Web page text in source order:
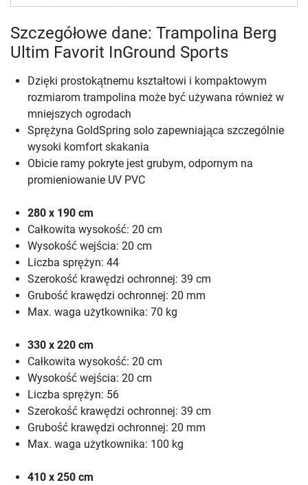
Szczegółowe dane: Trampolina Berg
Ultim Favorit InGround Sports
Dzięki prostokątnemu kształtowi i kompaktowym
rozmiarom trampolina może być używana również w
mniejszych ogrodach
Sprężyna GoldSpring solo zapewniająca szczególnie
wysoki komfort skakania
Obicie ramy pokryte jest grubym, odpornym na
promieniowanie UV PVC
280 x 190 cm
Całkowita wysokość: 20 cm
Wysokość wejścia: 20 cm
Liczba sprężyn: 44
Szerokość krawędzi ochronnej: 39 cm
Grubość krawędzi ochronnej: 20 mm
Max. waga użytkownika: 70 kg
330 x 220 cm
Całkowita wysokość: 20 cm
Wysokość wejścia: 20 cm
Liczba sprężyn: 56
Szerokość krawędzi ochronnej: 39 cm
Grubość krawędzi ochronnej: 20 mm
Max. waga użytkownika: 100 kg
410 x 250 cm